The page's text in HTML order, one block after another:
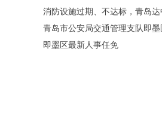
即墨区最新人事任免